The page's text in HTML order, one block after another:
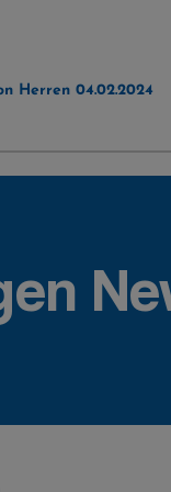
Herren 04.02.2024